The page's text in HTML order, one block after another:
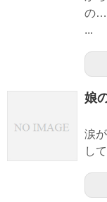
の…
...
娘
↑
涙
し